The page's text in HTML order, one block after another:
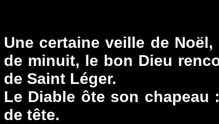
Une certaine veille de
de minuit, le bon Dieu
de Saint Léger.
Le Diable ôte son
de tête.